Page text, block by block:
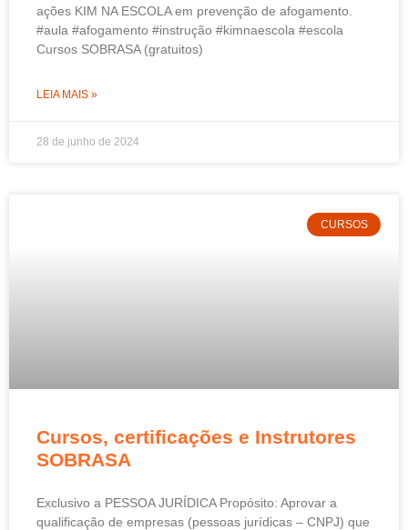
ações KIM NA ESCOLA em prevenção de afogamento.
#aula #afogamento #instrução #kimnaescola #escola
Cursos SOBRASA (gratuitos)
LEIA MAIS »
28 de junho de 2024
CURSOS
Cursos, certificações e Instrutores
SOBRASA
Exclusivo a PESSOA JURÍDICA Propósito: Aprovar a
qualificação de empresas (pessoas jurídicas – CNPJ) que